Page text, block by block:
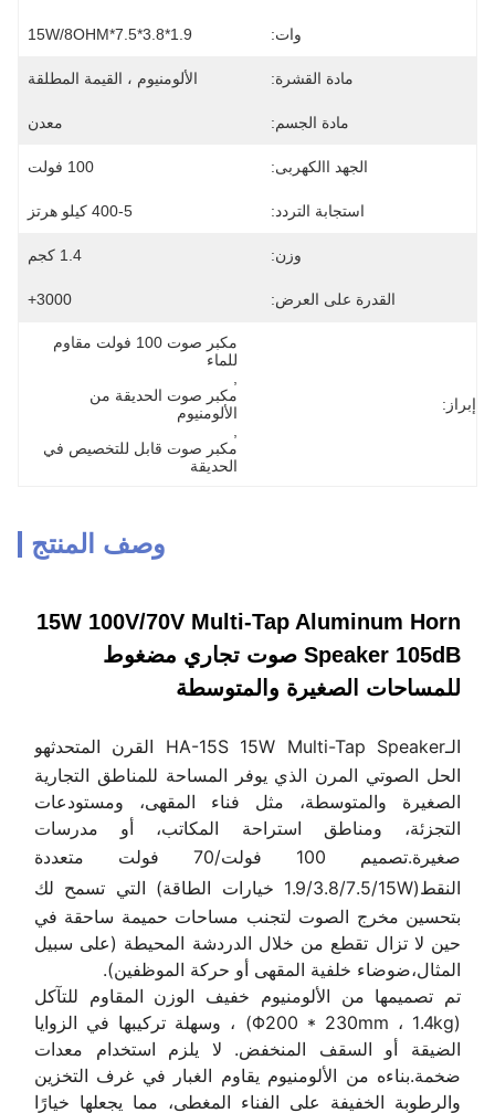
وات: 1.9*3.8*7.5*15W/8OHM
مادة القشرة: الألومنيوم ، القيمة المطلقة
مادة الجسم: معدن
الجهد االكهربى: 100 فولت
استجابة التردد: 400-5 كيلو هرتز
وزن: 1.4 كجم
القدرة على العرض: 3000+
إبراز:
للماء
الألومنيوم
الحديقة
وصف المنتج
15W 100V/70V Multi-Tap Aluminum Horn
Speaker 105dB صوت تجاري مضغوط
للمساحات الصغيرة والمتوسطة
الـHA-15S 15W Multi-Tap Speaker القرن المتحدث
هو
الحل الصوتي المرن الذي يوفر المساحة للمناطق التجارية
الصغيرة والمتوسطة، مثل فناء المقهى، ومستودعات
التجزئة، ومناطق استراحة المكاتب، أو مدرسات
صغيرة.
تصميم 100 فولت/70 فولت متعددة
النقط
(1.9/3.8/7.5/15W خيارات الطاقة) التي تسمح لك
بتحسين مخرج الصوت لتجنب مساحات حميمة ساحقة في
حين لا تزال تقطع من خلال الدردشة المحيطة (على سبيل
المثال،ضوضاء خلفية المقهى أو حركة الموظفين).
تم تصميمها من الألومنيوم خفيف الوزن المقاوم للتآكل
(Φ200 * 230mm ، 1.4kg) ، وسهلة تركيبها في الزوايا
الضيقة أو السقف المنخفض. لا يلزم استخدام معدات
ضخمة.بناءه من الألومنيوم يقاوم الغبار في غرف التخزين
والرطوبة الخفيفة على الفناء المغطى، مما يجعلها خيارًا